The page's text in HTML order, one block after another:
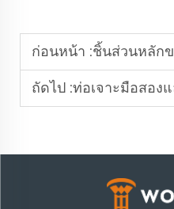
ก่อนหน้า :ชิ้นส่วนหลักของระบบป
ถัดไป :ท่อเจาะมือสองและใ